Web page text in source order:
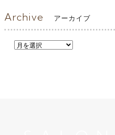
Archive アーカイブ